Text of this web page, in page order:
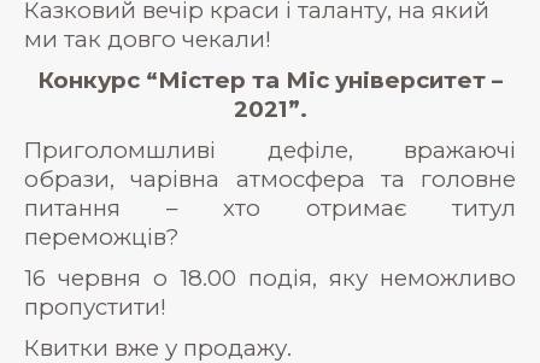
Казковий вечір краси і таланту, на який
ми так довго чекали!
Конкурс “Містер та Міс університет –
2021”.
Приголомшливі дефіле, вражаючі
образи, чарівна атмосфера та головне
питання – хто отримає титул
переможців?
16 червня о 18.00 подія, яку неможливо
пропустити!
Квитки вже у продажу.